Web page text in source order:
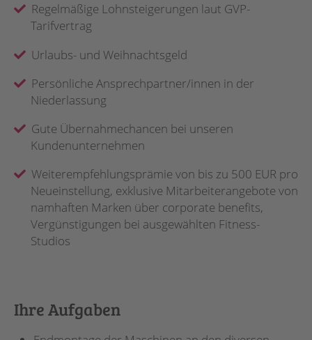
Ihre Aufgaben
Regelmäßige Lohnsteigerungen laut GVP-
Tarifvertrag
Urlaubs- und Weihnachtsgeld
Persönliche Ansprechpartner/innen in der
Niederlassung
Gute Übernahmechancen bei unseren
Kundenunternehmen
Weiterempfehlungsprämie von bis zu 500 EUR pro
Neueinstellung, exklusive Mitarbeiterangebote von
namhaften Marken über corporate benefits,
Vergünstigungen bei ausgewählten Fitness-
Studios